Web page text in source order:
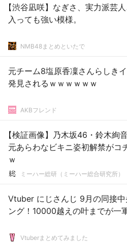
【渋谷凪咲】なぎさ、実力派芸
入っても強い模様。
NMB48まとめといたで
元チーム8塩原香凜さんらしき
発見されるｗｗｗｗｗｗ
AKBフレンド
【検証画像】乃木坂46・鈴木絢
元あらわなビキニ姿初解禁がコ
ｗ
ミーハー総研（ミーハー総合研究所）
Vtuber にじさんじ 9月の同接中
ング！10000越えの叶までが一
Vtuberまとめてみました